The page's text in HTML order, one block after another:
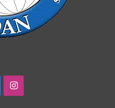
FacebookInstagram